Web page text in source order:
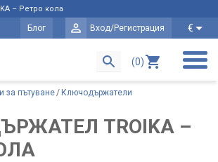
– Ретро кола
Блог Вход/Регистрация €
(0)
за пътуване Ключодържатели
TROIKA –